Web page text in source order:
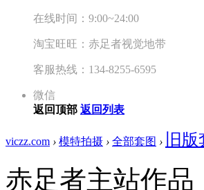
在线时间：9:00~24:00
淘宝旺旺：赤足者视觉地带
客服热线：134-8255-6595
微信
返回顶部 返回列表
viczz.com › 模特拍摄 › 全部套图 › 旧版
赤足者主站作品